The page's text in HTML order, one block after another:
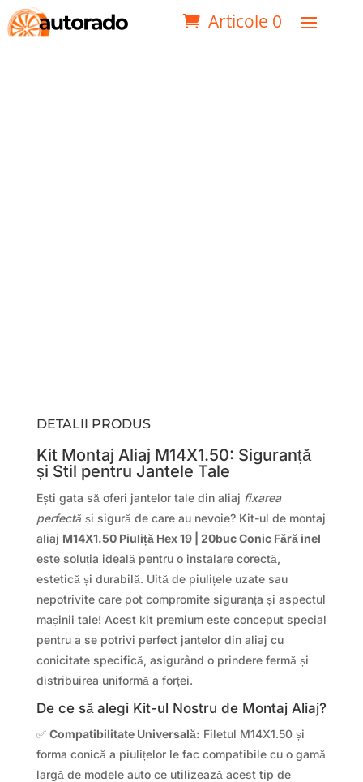
Articole 0
DETALII PRODUS
Kit Montaj Aliaj M14X1.50: Siguranță
și Stil pentru Jantele Tale
Ești gata să oferi jantelor tale din aliaj fixarea
perfectă și sigură de care au nevoie? Kit-ul de montaj
aliaj M14X1.50 Piuliță Hex 19 | 20buc Conic Fără inel
este soluția ideală pentru o instalare corectă,
estetică și durabilă. Uită de piulițele uzate sau
nepotrivite care pot compromite siguranța și aspectul
mașinii tale! Acest kit premium este conceput special
pentru a se potrivi perfect jantelor din aliaj cu
conicitate specifică, asigurând o prindere fermă și
distribuirea uniformă a forței.
De ce să alegi Kit-ul Nostru de Montaj Aliaj?
✅ Compatibilitate Universală: Filetul M14X1.50 și
forma conică a piulițelor le fac compatibile cu o gamă
largă de modele auto ce utilizează acest tip de